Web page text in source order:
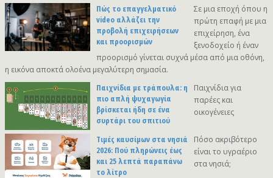
Πώς το επαγγελματικό
video αλλάζει την
προβολή επιχειρήσεων
και προορισμών
Σε μια εποχή όπου η
πρώτη επαφή με μια
επιχείρηση, ένα
ξενοδοχείο ή έναν
προορισμό γίνεται συχνά μέσα από μια οθόνη,
η εικόνα αποκτά ολοένα μεγαλύτερη σημασία.
Παιχνίδια με τράπουλα: η
πιο απλή ψυχαγωγία
βρίσκεται ήδη σε ένα
συρτάρι του σπιτιού
Παιχνίδια για
παρέες και
οικογένειες
Τιμές καυσίμων στα νησιά
2026: Πού πληρώνεις έως
και 25 λεπτά παραπάνω
το λίτρο
Πόσο ακριβότερο
είναι το υγραέριο
στα νησιά;